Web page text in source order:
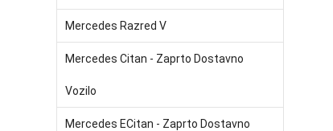
Mercedes Razred V
Mercedes Citan - Zaprto Dostavno
Vozilo
Mercedes ECitan - Zaprto Dostavno